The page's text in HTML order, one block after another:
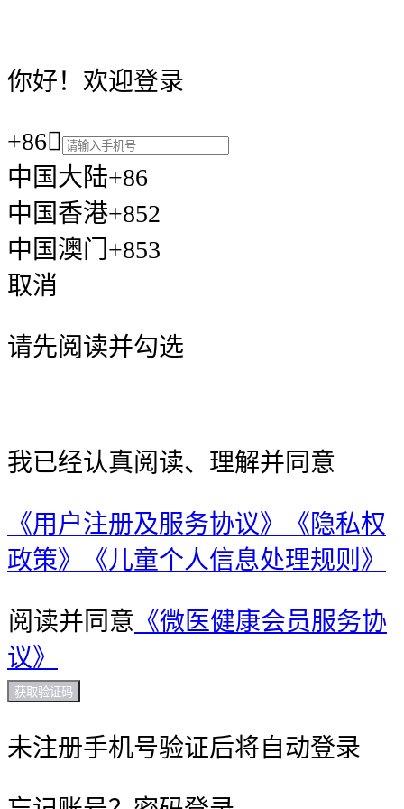
你好！欢迎登录
+86
中国大陆+86
中国香港+852
中国澳门+853
取消
请先阅读并勾选
我已经认真阅读、理解并同意
《用户注册及服务协议》
《隐私权
政策》
《儿童个人信息处理规则》
阅读并同意 《微医健康会员服务协
议》
获取验证码
未注册手机号验证后将自动登录